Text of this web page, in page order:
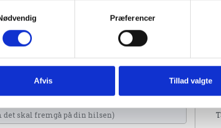
Præferencer
Afvis Tillad valgte
Ravn. Du kan tænde et lys, skrive et mindeord,
blot sende et hjerte eller en rose